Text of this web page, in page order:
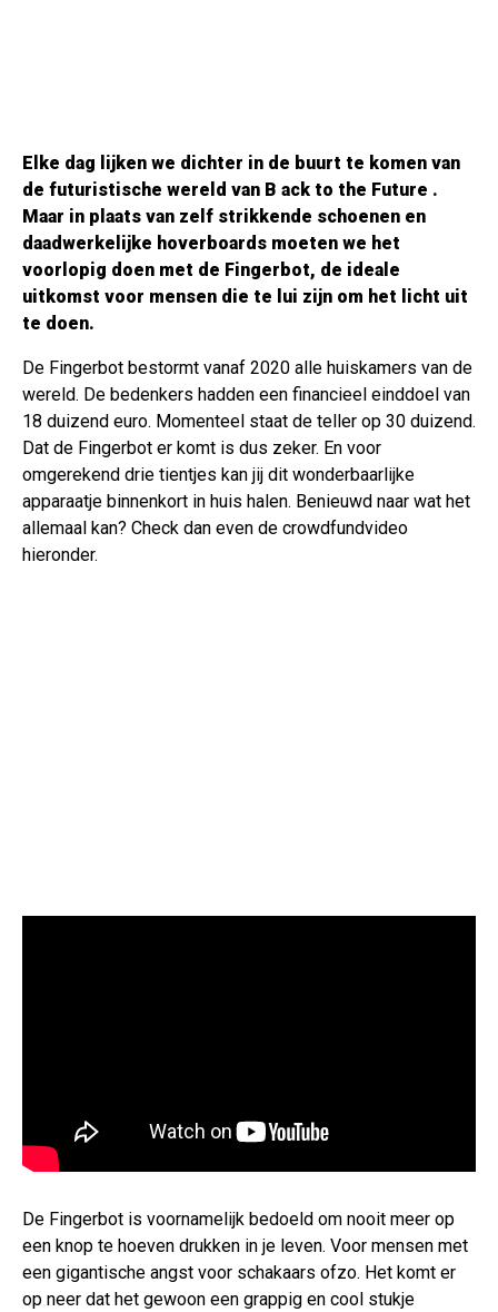
Elke dag lijken we dichter in de buurt te komen van
de futuristische wereld van B ack to the Future .
Maar in plaats van zelf strikkende schoenen en
daadwerkelijke hoverboards moeten we het
voorlopig doen met de Fingerbot, de ideale
uitkomst voor mensen die te lui zijn om het licht uit
te doen.
De Fingerbot bestormt vanaf 2020 alle huiskamers van de
wereld. De bedenkers hadden een financieel einddoel van
18 duizend euro. Momenteel staat de teller op 30 duizend.
Dat de Fingerbot er komt is dus zeker. En voor
omgerekend drie tientjes kan jij dit wonderbaarlijke
apparaatje binnenkort in huis halen. Benieuwd naar wat het
allemaal kan? Check dan even de crowdfundvideo
hieronder.
De Fingerbot is voornamelijk bedoeld om nooit meer op
een knop te hoeven drukken in je leven. Voor mensen met
een gigantische angst voor schakaars ofzo. Het komt er
op neer dat het gewoon een grappig en cool stukje